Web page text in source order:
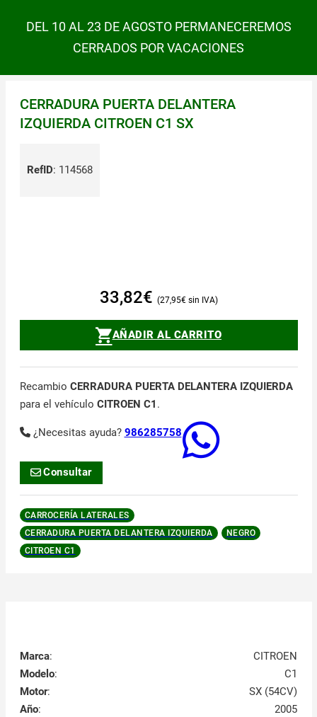
DEL 10 AL 23 DE AGOSTO PERMANECEREMOS
CERRADOS POR VACACIONES
CERRADURA PUERTA DELANTERA
IZQUIERDA CITROEN C1 SX
RefID: 114568
33,82€ 27,95€
AÑADIR AL CARRITO
Recambio CERRADURA PUERTA DELANTERA IZQUIERDA
para el vehículo CITROEN C1 .
¿Necesitas ayuda? 986285758
Consultar
CARROCERÍA LATERALES
CERRADURA PUERTA DELANTERA IZQUIERDA
NEGRO
CITROEN C1
Marca:
CITROEN
Modelo:
C1
Motor:
SX (54CV)
Año: 2005